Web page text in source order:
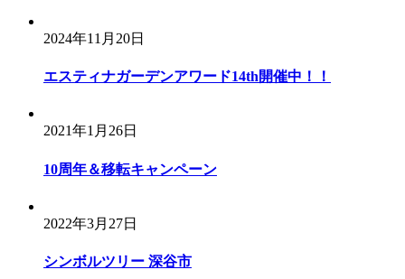
2024年11月20日
エスティナガーデンアワード14th開催中！！
2021年1月26日
10周年＆移転キャンペーン
2022年3月27日
シンボルツリー 深谷市